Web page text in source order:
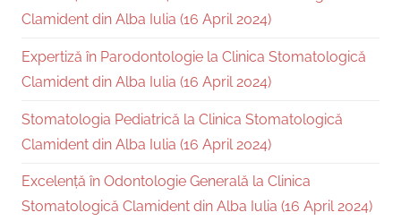
Clamident din Alba Iulia (16 April 2024)
Expertiză în Parodontologie la Clinica Stomatologică
Clamident din Alba Iulia (16 April 2024)
Stomatologia Pediatrică la Clinica Stomatologică
Clamident din Alba Iulia (16 April 2024)
Excelență în Odontologie Generală la Clinica
Stomatologică Clamident din Alba Iulia (16 April 2024)